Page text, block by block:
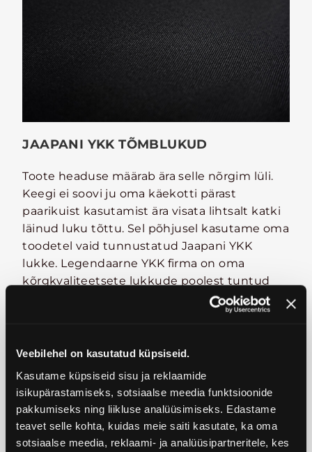
Veebilehel on kasutatud küpsiseid.
Kasutame küpsiseid sisu ja reklaamide
isikupärastamiseks, sotsiaalse meedia funktsioonide
pakkumiseks ning liikluse analüüsimiseks. Edastame
teavet selle kohta, kuidas meie saiti kasutate, ka oma
sotsiaalse meedia, reklaami- ja analüüsipartneritele, kes
JAAPANI YKK TÕMBLUKUD
Toote headuse määrab ära selle nõrgim lüli.
Keegi ei soovi ju oma käekotti pärast
paarikuist kasutamist ära visata lihtsalt katki
läinud luku tõttu. Sel põhjusel kasutame oma
toodetel vaid tunnustatud Jaapani YKK
lukke. Legendaarne YKK firma on oma
kõrgkvaliteetsete lukkude poolest tuntud
juba alates 1934. aastast. Seda muidugi heal
põhjusel – YKK lukud on erakordselt